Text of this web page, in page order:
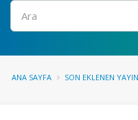
Ara
ANA SAYFA SON EKLENEN